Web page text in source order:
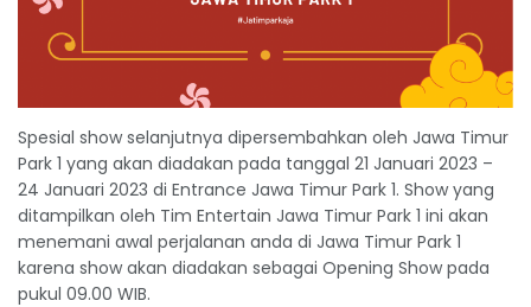
Spesial show selanjutnya dipersembahkan oleh Jawa Timur
Park 1 yang akan diadakan pada tanggal 21 Januari 2023 –
24 Januari 2023 di Entrance Jawa Timur Park 1. Show yang
ditampilkan oleh Tim Entertain Jawa Timur Park 1 ini akan
menemani awal perjalanan anda di Jawa Timur Park 1
karena show akan diadakan sebagai Opening Show pada
pukul 09.00 WIB.